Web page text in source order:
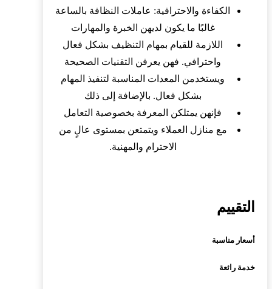
الكفاءة والاحترافية: عاملات النظافة بالساعة
غالبًا ما يكون لديهن الخبرة والمهارات
اللازمة للقيام بمهام التنظيف بشكل فعال
واحترافي. فهن يعرفن التقنيات الصحيحة
ويستخدمن المعدات المناسبة لتنفيذ المهام
بشكل فعال. بالإضافة إلى ذلك
فإنهن يمتلكن المعرفة بخصوصية التعامل
مع منازل العملاء ويتمتعن بمستوى عالٍ من
الاحترام والمهنية.
التقييم
أسعار مناسبة
خدمة رائعة